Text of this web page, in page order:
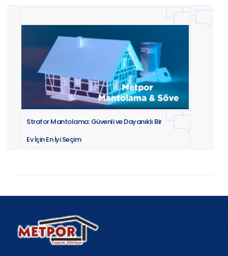
Strafor Mantolama: Güvenli ve Dayanıklı Bir
Ev İçin En İyi Seçim